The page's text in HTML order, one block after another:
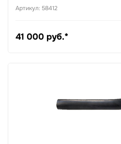
Артикул: 58412
41 000 руб.*